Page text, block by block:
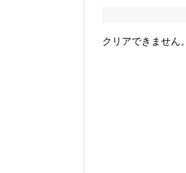
クリアできません。